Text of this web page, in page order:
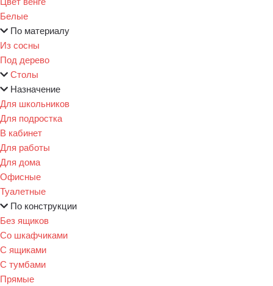
Белые
По материалу
Из сосны
Под дерево
Столы
Назначение
Для школьников
Для подростка
В кабинет
Для работы
Для дома
Офисные
Туалетные
По конструкции
Без ящиков
Со шкафчиками
С ящиками
С тумбами
Прямые